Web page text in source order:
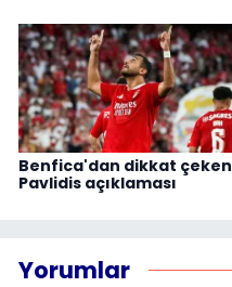
Benfica'dan dikkat çeken
Pavlidis açıklaması
Yorumlar